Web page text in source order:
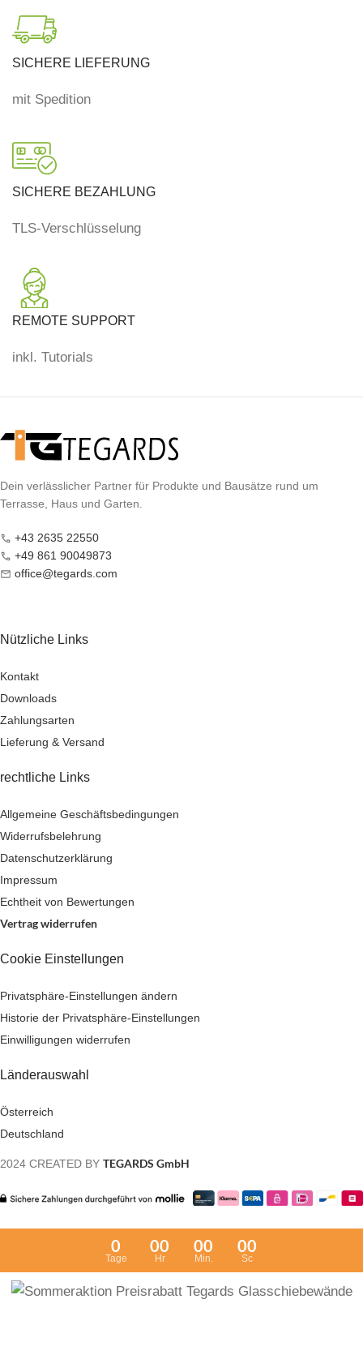
SICHERE LIEFERUNG
mit Spedition
SICHERE BEZAHLUNG
TLS-Verschlüsselung
REMOTE SUPPORT
inkl. Tutorials
Dein verlässlicher Partner für Produkte und Bausätze rund um
Terrasse, Haus und Garten.
+43 2635 22550
+49 861 90049873
office@tegards.com
Nützliche Links
Kontakt
Downloads
Zahlungsarten
Lieferung & Versand
rechtliche Links
Allgemeine Geschäftsbedingungen
Widerrufsbelehrung
Datenschutzerklärung
Impressum
Echtheit von Bewertungen
Vertrag widerrufen
Cookie Einstellungen
Privatsphäre-Einstellungen ändern
Historie der Privatsphäre-Einstellungen
Einwilligungen widerrufen
Länderauswahl
Österreich
Deutschland
2024 CREATED BY TEGARDS GmbH
0
Tage
00
Hr
00
Min.
00
Sc